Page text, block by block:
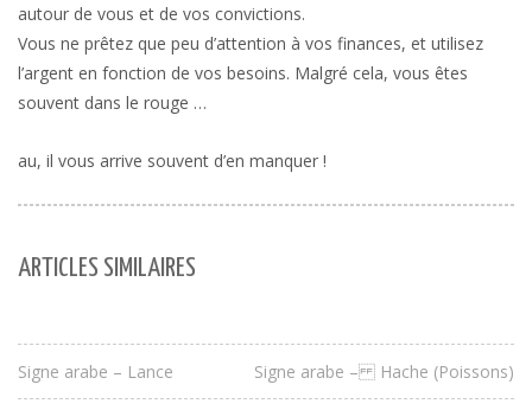
autour de vous et de vos convictions.
Vous ne prêtez que peu d’attention à vos finances, et utilisez
l’argent en fonction de vos besoins. Malgré cela, vous êtes
souvent dans le rouge …
au, il vous arrive souvent d’en manquer !
ARTICLES SIMILAIRES
Signe arabe – Lance Signe arabe – Hache (Poissons)